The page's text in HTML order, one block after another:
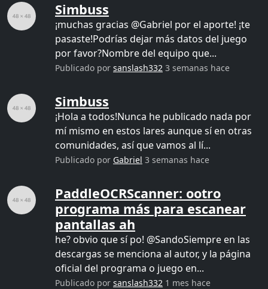
Simbuss
¡muchas gracias @Gabriel por el aporte! ¡te
pasaste!Podrías dejar más datos del juego
por favor?Nombre del equipo que...
Publicado por sanslash332 3 semanas hace
Simbuss
¡Hola a todos!Nunca he publicado nada por
mí mismo en estos lares aunque sí en otras
comunidades, así que vamos al lí...
Publicado por Gabriel 3 semanas hace
PaddleOCRScanner: ootro
programa más para escanear
pantallas ah
he? obvio que sí po! @SandoSiempre en las
descargas se menciona al autor, y la página
oficial del programa o juego en...
Publicado por sanslash332 1 mes hace